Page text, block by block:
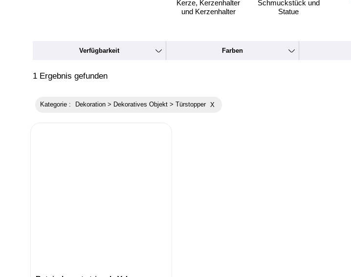
Kerze, Kerzenhalter
und Kerzenhalter
Schmuckstück und
Statue
Verfügbarkeit Farben
1 Ergebnis gefunden
Kategorie : Dekoration > Dekoratives Objekt > Türstopper X